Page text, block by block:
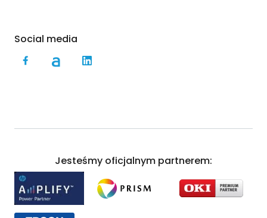
Social media
Jesteśmy oficjalnym partnerem: